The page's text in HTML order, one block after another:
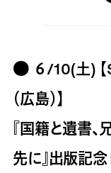
● ６/10(土)
（広島）】
『国籍と遺書
先に』出版記